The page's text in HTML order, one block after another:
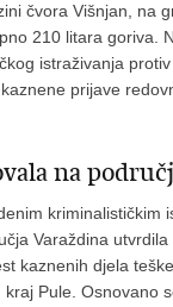
čvora Višnjan, na
210 litara goriva.
istraživanja
prijave
na
kriminalističkim
Varaždina utvrdila
kaznenih djela
Pule. Osnovano